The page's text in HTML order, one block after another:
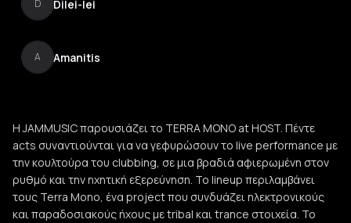
D Dilei-lei
A Amanitis
H JAMMUSIC παρουσιάζει το TERRA MONO at HOST. Πέντε
acts συναντιούνται για να γεφυρώσουν το live performance με
την κουλτούρα του clubbing, σε μια βραδιά αφιερωμένη στον
ρυθμό και την ηχητική εξερεύνηση. Το lineup περιλαμβάνει
τους Terra Mono, ένα project που συνδυάζει ηλεκτρονικούς
και παραδοσιακούς ήχους με tribal και trance στοιχεία. Το